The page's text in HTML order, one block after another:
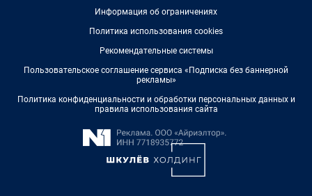
Информация об ограничениях
Политика использования cookies
Рекомендательные системы
Пользовательское соглашение сервиса «Подписка без баннерной
рекламы»
Политика конфиденциальности и обработки персональных данных и
правила использования сайта